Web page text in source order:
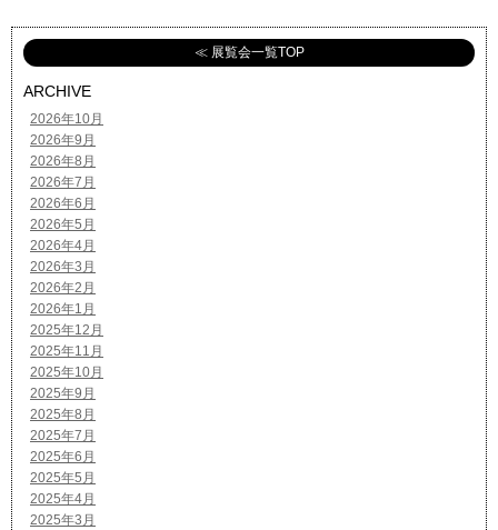
≪ 展覧会一覧TOP
ARCHIVE
2026年10月
2026年9月
2026年8月
2026年7月
2026年6月
2026年5月
2026年4月
2026年3月
2026年2月
2026年1月
2025年12月
2025年11月
2025年10月
2025年9月
2025年8月
2025年7月
2025年6月
2025年5月
2025年4月
2025年3月